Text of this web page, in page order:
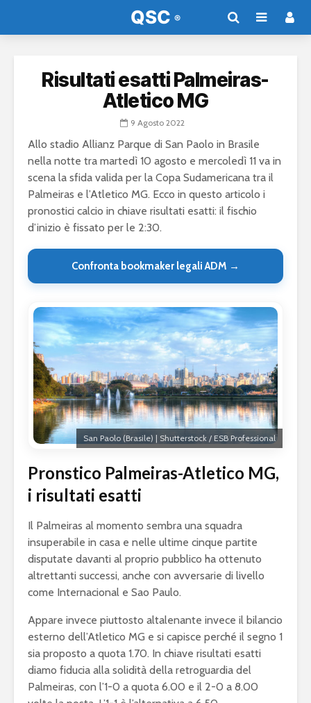
Risultati esatti Palmeiras-
Atletico MG
9 Agosto 2022
Allo stadio Allianz Parque di San Paolo in Brasile
nella notte tra martedì 10 agosto e mercoledì 11 va in
scena la sfida valida per la Copa Sudamericana tra il
Palmeiras e l’Atletico MG. Ecco in questo articolo i
pronostici calcio in chiave risultati esatti: il fischio
d’inizio è fissato per le 2:30.
Confronta bookmaker legali ADM →
San Paolo (Brasile) | Shutterstock / ESB Professional
Pronstico Palmeiras-Atletico MG,
i risultati esatti
Il Palmeiras al momento sembra una squadra
insuperabile in casa e nelle ultime cinque partite
disputate davanti al proprio pubblico ha ottenuto
altrettanti successi, anche con avversarie di livello
come Internacional e Sao Paulo.
Appare invece piuttosto altalenante invece il bilancio
esterno dell’Atletico MG e si capisce perché il segno 1
sia proposto a quota 1.70. In chiave risultati esatti
diamo fiducia alla solidità della retroguardia del
Palmeiras, con l’1-0 a quota 6.00 e il 2-0 a 8.00